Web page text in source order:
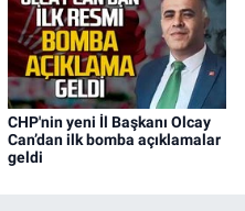
CHP'nin yeni İl Başkanı Olcay
Can’dan ilk bomba açıklamalar
geldi